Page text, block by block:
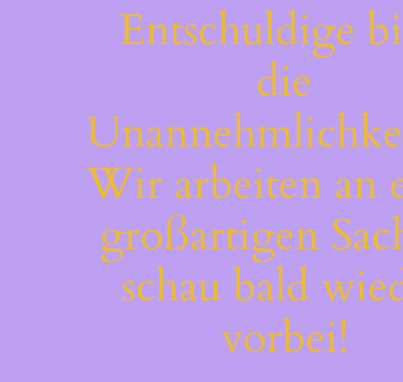
Entschuldige
die
Wir arbeiten an
großartigen
schau bald
vorbei!